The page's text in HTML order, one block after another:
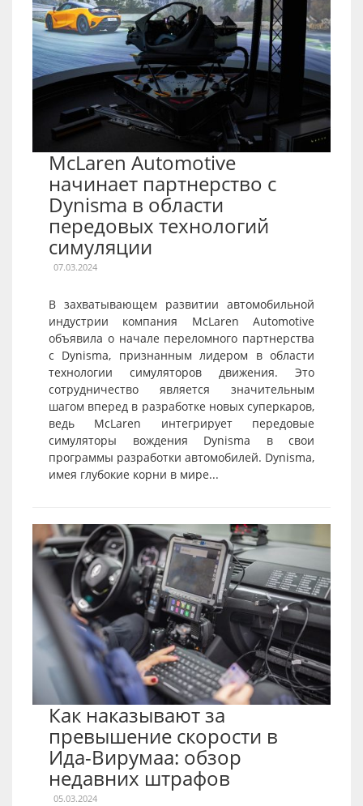
McLaren Automotive
начинает партнерство с
Dynisma в области
передовых технологий
симуляции
07.03.2024
В захватывающем развитии автомобильной
индустрии компания McLaren Automotive
объявила о начале переломного партнерства
с Dynisma, признанным лидером в области
технологии симуляторов движения. Это
сотрудничество является значительным
шагом вперед в разработке новых суперкаров,
ведь McLaren интегрирует передовые
симуляторы вождения Dynisma в свои
программы разработки автомобилей. Dynisma,
имея глубокие корни в мире...
Как наказывают за
превышение скорости в
Ида-Вирумаа: обзор
недавних штрафов
05.03.2024